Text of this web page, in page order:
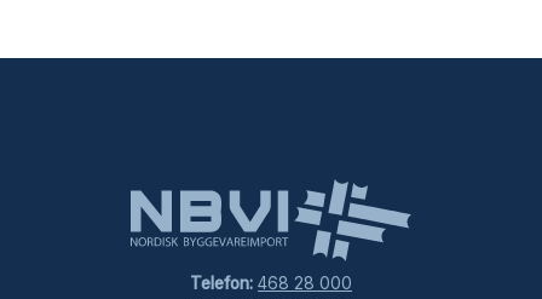
Telefon: 468 28 000